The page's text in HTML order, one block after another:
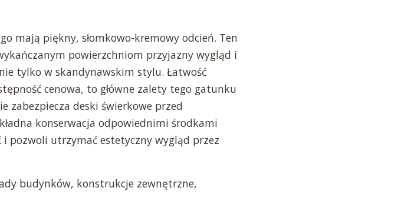
mają piękny, słomkowo-kremowy odcień. Ten
powierzchniom przyjazny wygląd i
tylko w skandynawskim stylu. Łatwość
cenowa, to główne zalety tego gatunku
zabezpiecza deski świerkowe przed
konserwacja odpowiednimi środkami
pozwoli utrzymać estetyczny wygląd przez
budynków, konstrukcje zewnętrzne,